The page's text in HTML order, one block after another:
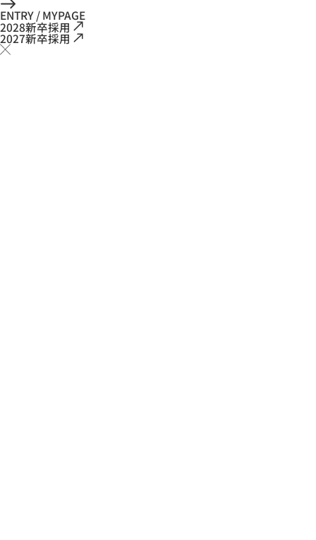
ENTRY / MYPAGE
2028新卒採用
2027新卒採用